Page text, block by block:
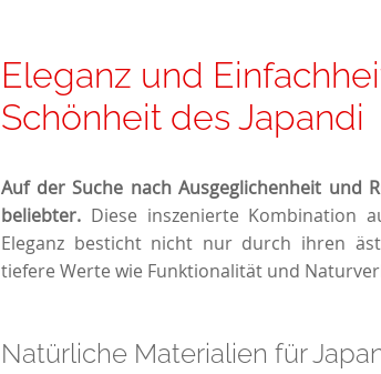
Eleganz und
Schönheit des Japandi
Auf der Suche nach Ausgeglichenheit und
beliebter. Diese inszenierte Kombination
Eleganz besticht nicht nur durch ihren
tiefere Werte wie Funktionalität und
Natürliche Materialien für